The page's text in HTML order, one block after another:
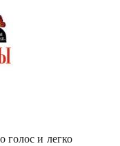
голос и легко